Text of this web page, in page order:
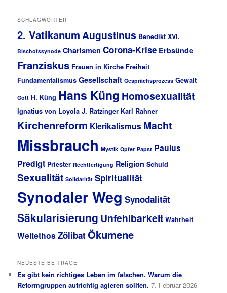
SCHLAGWÖRTER
2. VatikanumAugustinus Benedikt XVI.
Bischofssynode Charismen Corona-Krise Erbsünde
Franziskus Frauen in Kirche Freiheit
Fundamentalismus Gesellschaft Gesprächsprozess Gewalt
Gott H. Küng Hans Küng Homosexualität
Ignatius von Loyola J. Ratzinger Karl Rahner
Kirchenreform Klerikalismus Macht
Missbrauch Mystik Opfer Papst Paulus
Predigt Priester Rechtfertigung Religion Schuld
Sexualität Solidarität Spiritualität
Synodaler Weg Synodalität
Säkularisierung Unfehlbarkeit Wahrheit
WeltethosZölibatÖkumene
NEUESTE BEITRÄGE
Es gibt kein richtiges Leben im falschen. Warum die
Reformgruppen aufrichtig agieren sollten. 7. Februar 2026